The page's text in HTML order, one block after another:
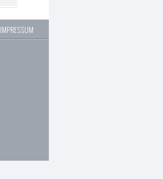
IMPRESSUM